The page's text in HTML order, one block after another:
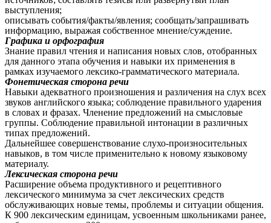
выступления;
описывать события/факты/явления; сообщать/запрашивать
информацию, выражая собственное мнение/суждение.
Графика и орфография
Знание правил чтения и написания новых слов, отобранных
для данного этапа обучения и навыки их применения в
рамках изучаемого лексико-грамматического материала.
Фонетическая сторона речи
Навыки адекватного произношения и различения на слух всех
звуков английского языка; соблюдение правильного ударения
в словах и фразах. Членение предложений на смысловые
группы. Соблюдение правильной интонации в различных
типах предложений.
Дальнейшее совершенствование слухо-произносительных
навыков, в том числе применительно к новому языковому
материалу.
Лексическая сторона речи
Расширение объема продуктивного и рецептивного
лексического минимума за счет лексических средств
обслуживающих новые темы, проблемы и ситуации общения.
К 900 лексическим единицам, усвоенным школьниками ранее,